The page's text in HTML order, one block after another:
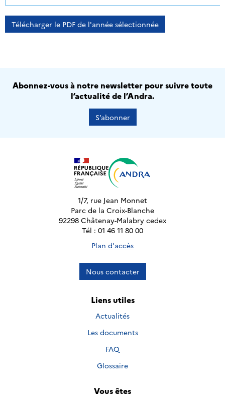
Télécharger le PDF de l'année sélectionnée
Abonnez-vous à notre newsletter pour suivre toute
l’actualité de l’Andra.
S’abonner
1/7, rue Jean Monnet
Parc de la Croix-Blanche
92298 Châtenay-Malabry cedex
Tél : 01 46 11 80 00
Plan d'accès
Nous contacter
Liens utiles
Actualités
Les documents
FAQ
Glossaire
Vous êtes